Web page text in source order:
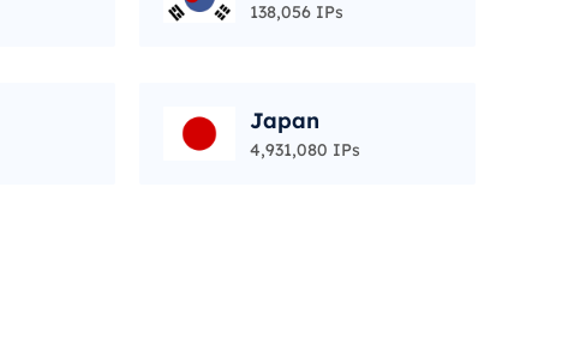
138,056 IPs
Japan
4,931,080 IPs